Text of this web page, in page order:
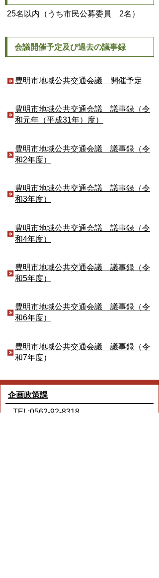
25名以内（うち市民公募委員 2名）
会議開催予定及び過去の議事録
豊明市地域公共交通会議 開催予定
豊明市地域公共交通会議 議事録（令
和元年（平成31年）度）
豊明市地域公共交通会議 議事録（令
和2年度）
豊明市地域公共交通会議 議事録（令
和3年度）
豊明市地域公共交通会議 議事録（令
和4年度）
豊明市地域公共交通会議 議事録（令
和5年度）
豊明市地域公共交通会議 議事録（令
和6年度）
豊明市地域公共交通会議 議事録（令
和7年度）
企画政策課
TEL:0562-92-8318